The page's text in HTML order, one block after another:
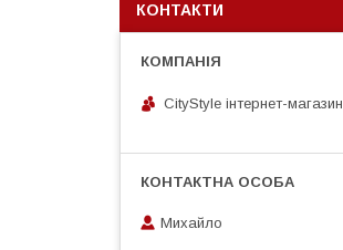
КОНТАКТИ
CityStylе iнтернет-магазин
Михайло